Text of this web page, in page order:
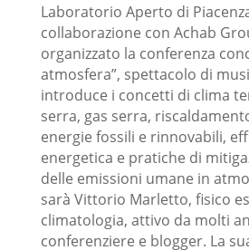
Laboratorio Aperto di
collaborazione con Achab
organizzato la conferenza
atmosfera”, spettacolo di
introduce i concetti di clima
serra, gas serra,
energie fossili e rinnovabili,
energetica e pratiche di
delle emissioni umane in
sarà Vittorio Marletto, fisico
climatologia, attivo da molti
conferenziere e blogger. La